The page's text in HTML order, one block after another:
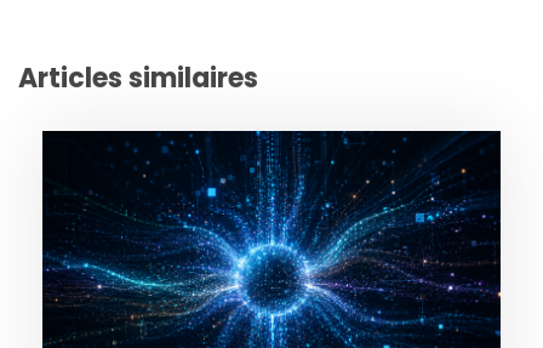
Articles similaires